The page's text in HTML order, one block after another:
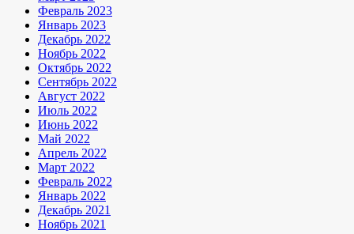
Февраль 2023
Январь 2023
Декабрь 2022
Ноябрь 2022
Октябрь 2022
Сентябрь 2022
Август 2022
Июль 2022
Июнь 2022
Май 2022
Апрель 2022
Март 2022
Февраль 2022
Январь 2022
Декабрь 2021
Ноябрь 2021